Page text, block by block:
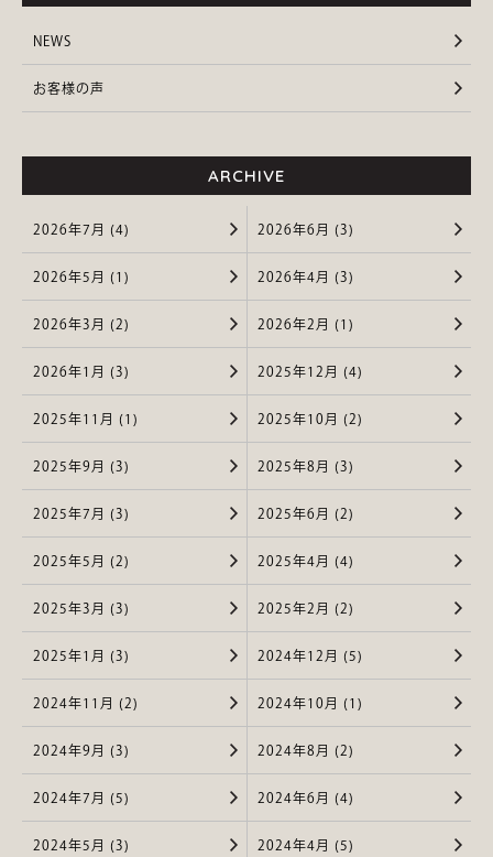
NEWS
お客様の声
ARCHIVE
2026年7月 (4) 2026年6月 (3)
2026年5月 (1) 2026年4月 (3)
2026年3月 (2) 2026年2月 (1)
2026年1月 (3) 2025年12月 (4)
2025年11月 (1) 2025年10月 (2)
2025年9月 (3) 2025年8月 (3)
2025年7月 (3) 2025年6月 (2)
2025年5月 (2) 2025年4月 (4)
2025年3月 (3) 2025年2月 (2)
2025年1月 (3) 2024年12月 (5)
2024年11月 (2) 2024年10月 (1)
2024年9月 (3) 2024年8月 (2)
2024年7月 (5) 2024年6月 (4)
2024年5月 (3) 2024年4月 (5)